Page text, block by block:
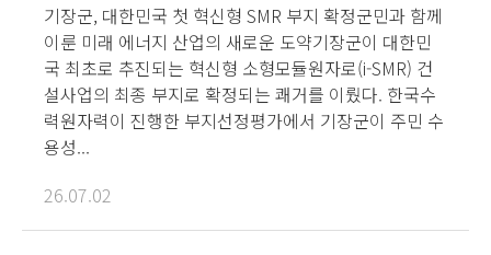
기장군, 대한민국 첫 혁신형 SMR 부지 확정군민과 함께
이룬 미래 에너지 산업의 새로운 도약기장군이 대한민
국 최초로 추진되는 혁신형 소형모듈원자로(i-SMR) 건
설사업의 최종 부지로 확정되는 쾌거를 이뤘다. 한국수
력원자력이 진행한 부지선정평가에서 기장군이 주민 수
용성...
26.07.02